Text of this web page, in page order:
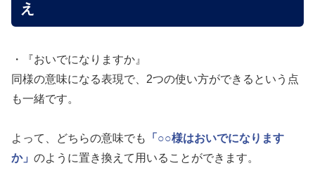
え
・『おいでになりますか』
同様の意味になる表現で、2つの使い方ができるという点
も一緒です。
よって、どちらの意味でも
「○○様はおいでになります
か」 のように置き換えて用いることができます。